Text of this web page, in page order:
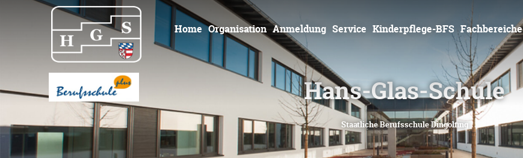
springen
Home Organisation Anmeldung Service Kinderpflege-BFS Fachbereiche